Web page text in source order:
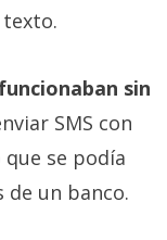
sin
SMS con
se podía
un banco.